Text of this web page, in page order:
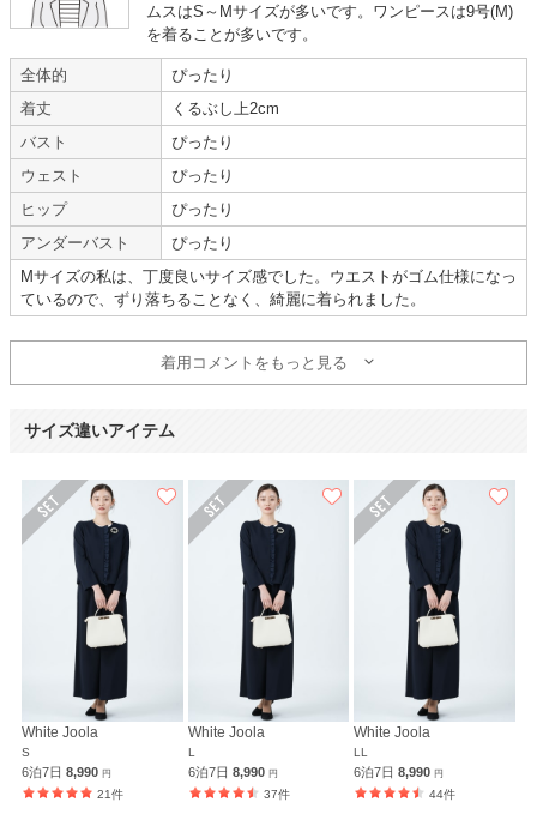
きれいな状態
【M00361】を使用
年齢 :
身長 : 160〜164cm
体重 :55～59kg
体型 :
ややぽっちゃり
使用シーン : 卒入園・卒入学式
とてもきれいな状態で、サイズもピッタリでした。
アクセサリーもセットだったので助かりました。
【一緒に注文した商品】
ムスはS～Mサイズが多いです。ワンピースは9号(M)
を着ることが多いです。
全体的
ぴったり
着丈
くるぶし上2cm
バスト
ぴったり
ウェスト
ぴったり
ヒップ
ぴったり
アンダーバスト
ぴったり
Mサイズの私は、丁度良いサイズ感でした。ウエストがゴム仕様になっ
ているので、ずり落ちることなく、綺麗に着られました。
着用コメントをもっと見る
サイズ違いアイテム
White Joola
S
6泊7日 8,990 円
21件
White Joola
L
6泊7日 8,990 円
37件
White Joola
LL
6泊7日8,990円
44件